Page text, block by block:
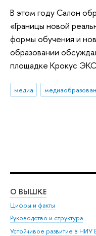
В этом году Салон
«Границы новой
формы обучения и
образовании
площадке Крокус
медиа
О ВЫШКЕ
Цифры и факты
Руководство и структура
Устойчивое развитие в